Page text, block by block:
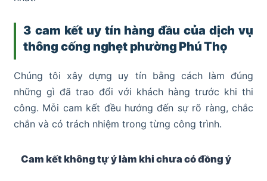
3 cam kết uy tín hàng đầu của dịch vụ
thông cống nghẹt phường Phú Thọ
Chúng tôi xây dựng uy tín bằng cách làm đúng
những gì đã trao đổi với khách hàng trước khi thi
công. Mỗi cam kết đều hướng đến sự rõ ràng, chắc
chắn và có trách nhiệm trong từng công trình.
Cam kết không tự ý làm khi chưa có đồng ý